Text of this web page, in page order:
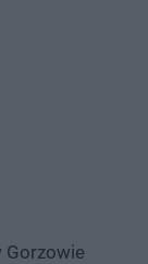
Gorzowie